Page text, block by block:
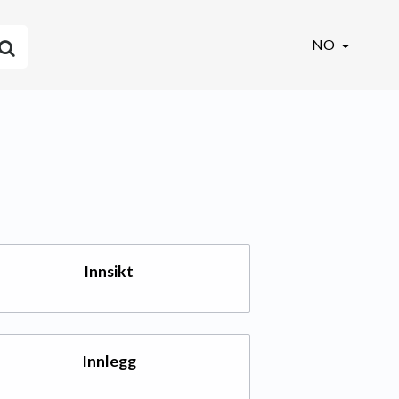
NO
Innsikt
Innlegg